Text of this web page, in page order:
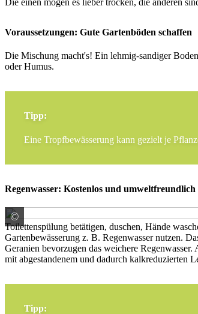
Die einen mögen es lieber trocken, die anderen
Voraussetzungen: Gute Gartenböden schaffen
Die Mischung macht's! Ein lehmig-sandiger
oder Humus.
Tipp:
Eine Tropfbewässerung kann gezielt je
Regenwasser: Kostenlos und umweltfreundlich
©
© Gundolf Renze / stock.adobe.com
Toilettenspülung betätigen, duschen, Hände
Gartenbewässerung z. B. Regenwasser nutzen.
Geranien bevorzugen das weichere
mit abgestandenem und dadurch kalkreduzierten
Tipp: